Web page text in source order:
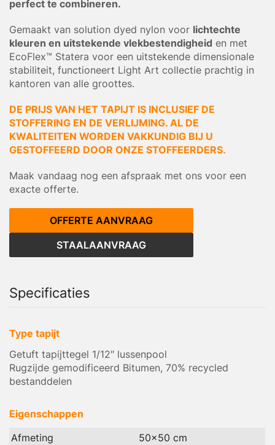
perfect te combineren.
Gemaakt van solution dyed nylon voor lichtechte
kleuren en uitstekende vlekbestendigheid en met
EcoFlex™ Statera voor een uitstekende dimensionale
stabiliteit, functioneert Light Art collectie prachtig in
kantoren van alle groottes.
DE PRIJS VAN HET TAPIJT IS INCLUSIEF DE
STOFFERING EN DE VERLIJMING. AL DE
KWALITEITEN WORDEN VAKKUNDIG BIJ U
GESTOFFEERD DOOR ONZE STOFFEERDERS.
Maak vandaag nog een afspraak met ons voor een
exacte offerte.
OFFERTE AANVRAAG
STAALAANVRAAG
Specificaties
Type tapijt
Getuft tapijttegel 1/12″ lussenpool
Rugzijde gemodificeerd Bitumen, 70% recycled
bestanddelen
Eigenschappen
Afmeting
50x50 cm